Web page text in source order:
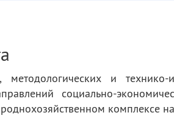
Гранты
Научные школы
Экспедиции
советы
Целевое
методологических и
социально-
комплексе